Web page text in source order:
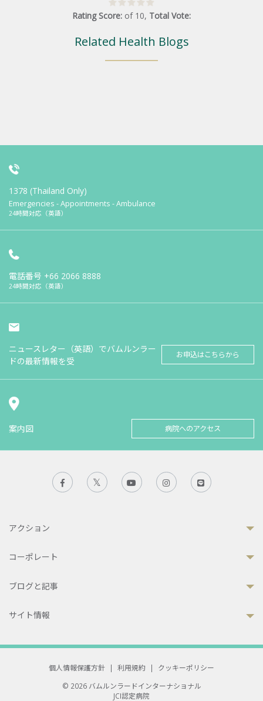
Rating Score: of 10, Total Vote:
Related Health Blogs
1378 (Thailand Only)
Emergencies - Appointments - Ambulance
24時間対応（英語）
電話番号 +66 2066 8888
24時間対応（英語）
ニュースレター（英語）でバムルンラー
ドの最新情報を受
お申込はこちらから
案内図 病院へのアクセス
アクション
コーポレート
ブログと記事
サイト情報
個人情報保護方針 | 利用規約 |
クッキーポリシー
© 2026 バムルンラードインターナショナル
JCI認定病院